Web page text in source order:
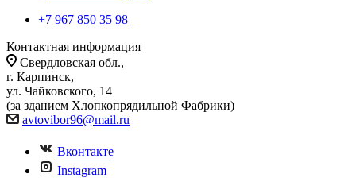
+7 967 850 35 98
Контактная информация
Свердловская обл.,
г. Карпинск,
ул. Чайковского, 14
(за зданием Хлопкопрядильной Фабрики)
avtovibor96@mail.ru
Вконтакте
Instagram